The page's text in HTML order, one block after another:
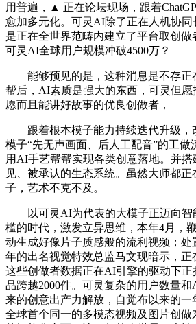
用普遍，▲ 正在论坛现场，跟着
愈加多元化。可灵AI除了正在人机协同
是正在全世界范畴内建立了平台取创做
可灵AI全球用户规模冲破4500万？
能够预见的是，这种消息是不存正
帮后，AI素质是强大的东西，可灵但
愿而且能讲好故事的优良创做者，
跟着根本模子能力持续迭代升级，
模子“先无声画面、后人工配音”的工做
用AI手艺帮帮实现各类创意落地。并
见、被承认的生态系统。虽然大师都
子，艺术不克不及。
以可灵AI为代表的大模子正迈向智
槛的时代，激发立异思维，本年4月，
动生成好像片子质感般的流利视频；处
年的出名视觉特效总监马文现暗示，正
这些创做者数据正在AI引擎的驱动下
品跨越2000件。可灵复杂的用户数量
来的创意出产力解放，自觉布以来的一
全球首个同一的多模态视频及图片创